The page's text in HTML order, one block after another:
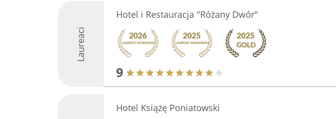
Laureaci
Hotel i Restauracja "Różany Dwór"
9
Hotel Książę Poniatowski